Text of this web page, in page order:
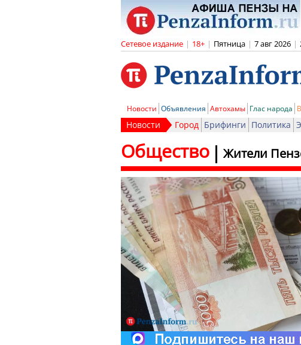
Сетевое издание | 18+ | Пятница | 7 авг 2026 |
Новости Объявления Автохамы Глас народа
Новости Город Брифинги Политика
Жители
Общество